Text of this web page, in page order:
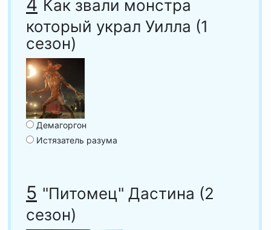
Как звали монстра
который украл Уилла (1
сезон)
Демагоргон
Истязатель разума
5 "Питомец" Дастина (2
сезон)